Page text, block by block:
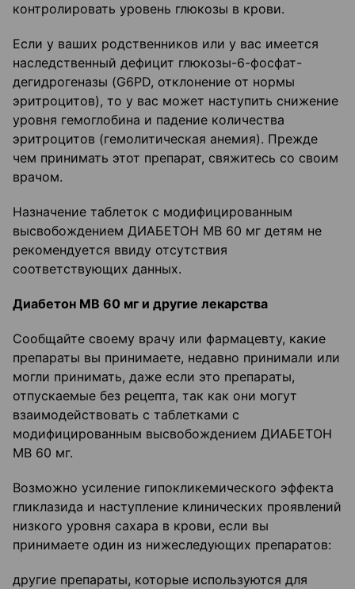
контролировать уровень глюкозы в крови.
Если у ваших родственников или у вас имеется
наследственный дефицит глюкозы-6-фосфат-
дегидрогеназы (G6PD, отклонение от нормы
эритроцитов), то у вас может наступить снижение
уровня гемоглобина и падение количества
эритроцитов (гемолитическая анемия). Прежде
чем принимать этот препарат, свяжитесь со своим
врачом.
Назначение таблеток с модифицированным
высвобождением ДИАБЕТОН МВ 60 мг детям не
рекомендуется ввиду отсутствия
соответствующих данных.
Диабетон МВ 60 мг и другие лекарства
Сообщайте своему врачу или фармацевту, какие
препараты вы принимаете, недавно принимали или
могли принимать, даже если это препараты,
отпускаемые без рецепта, так как они могут
взаимодействовать с таблетками с
модифицированным высвобождением ДИАБЕТОН
МВ 60 мг.
Возможно усиление гипокликемического эффекта
гликлазида и наступление клинических проявлений
низкого уровня сахара в крови, если вы
принимаете один из нижеследующих препаратов:
другие препараты, которые используются для